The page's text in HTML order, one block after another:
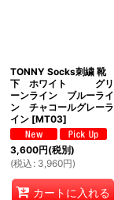
TONNY Socks刺繍 靴
下 ホワイト グリ
ーンライン ブルーライ
ン チャコールグレーラ
イン [MT03]
3,600円(税別)
(税込 : 3,960円)
カートに入れる